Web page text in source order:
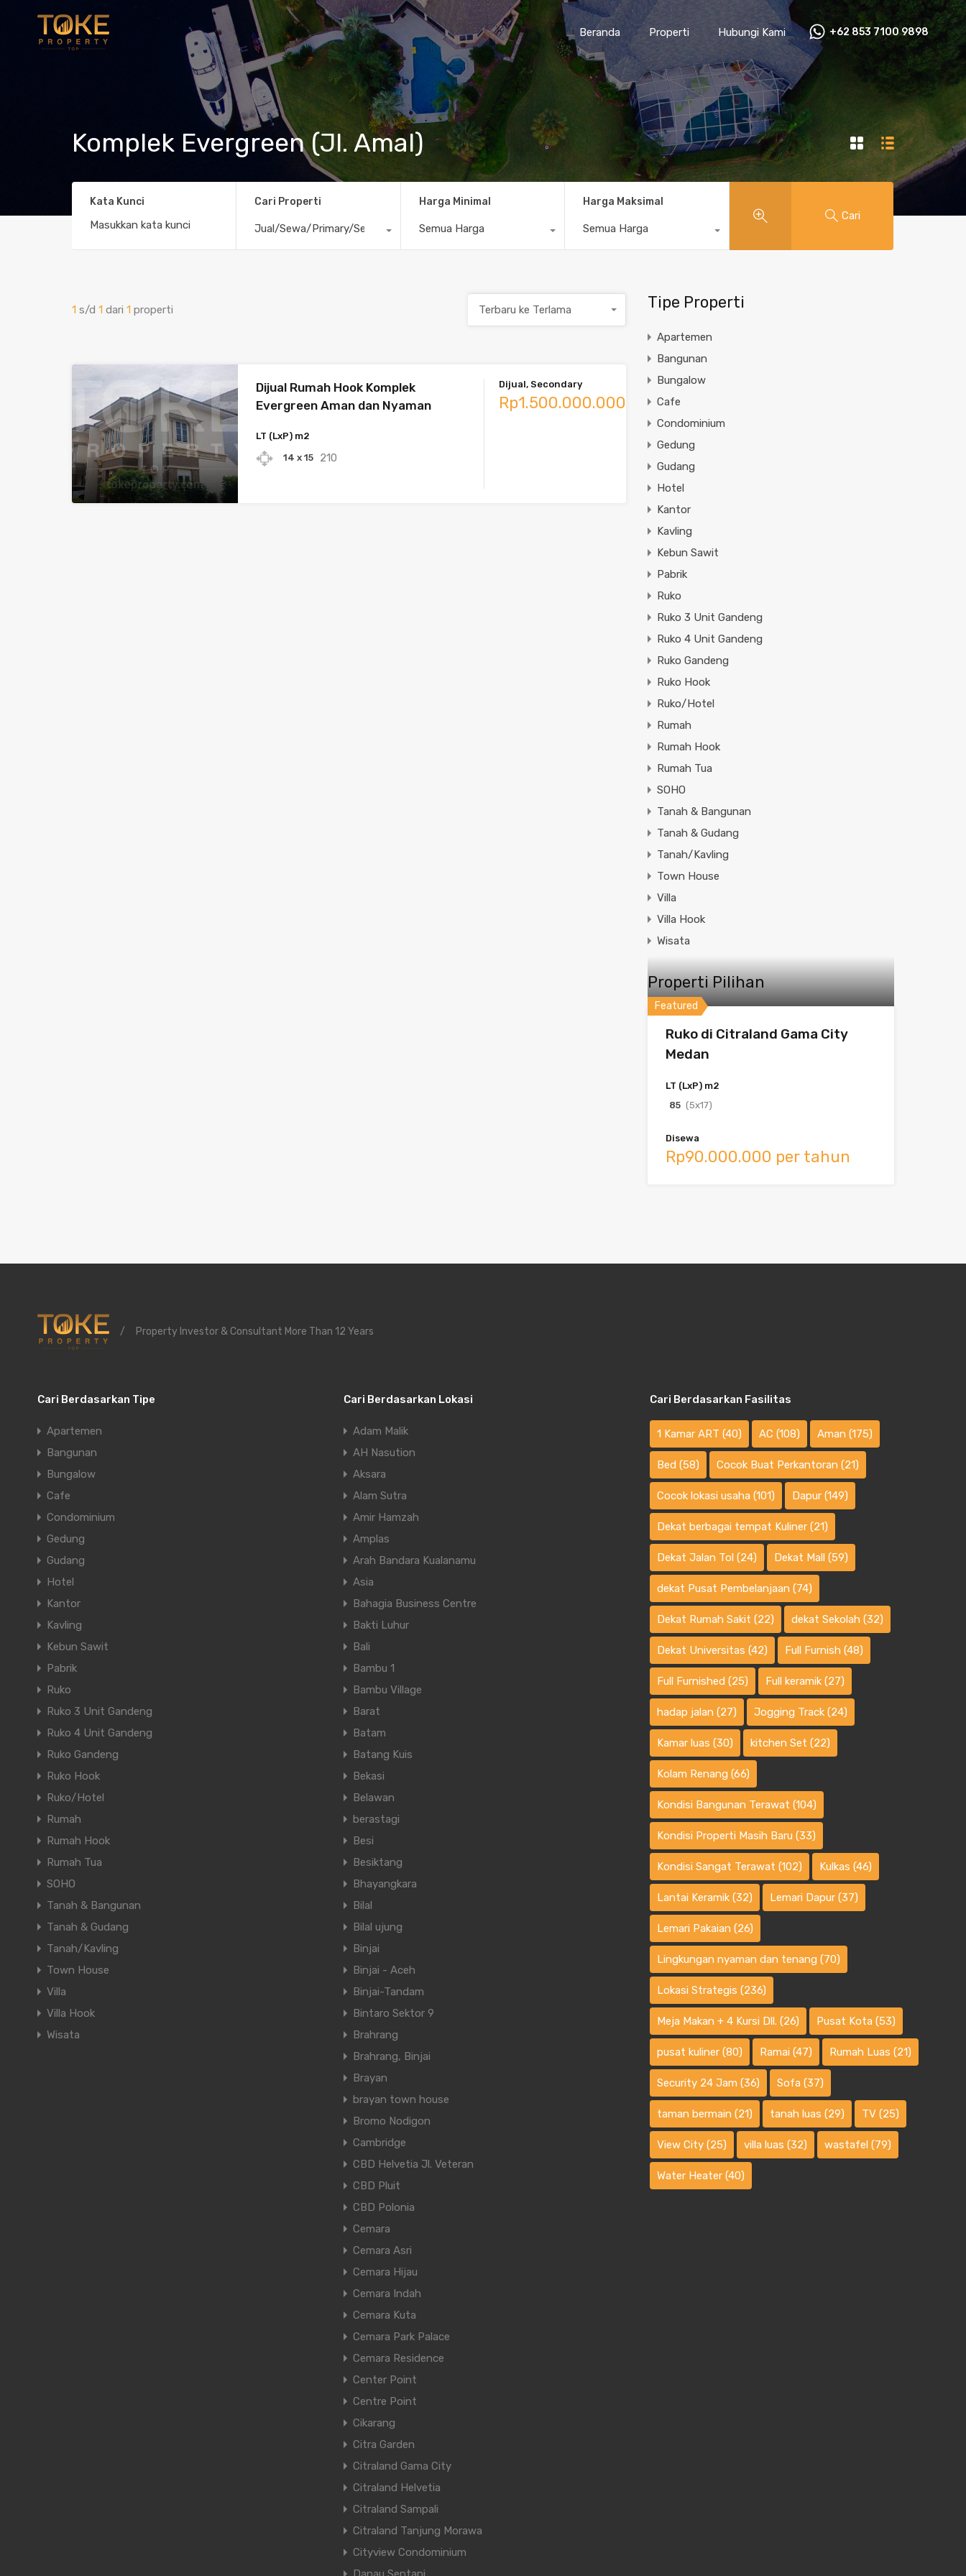
Beranda Properti Hubungi Kami +62 853 7100 9898‬
Komplek Evergreen (Jl. Amal)
Kata Kunci Cari Properti
Jual/Sewa/Primary/Secondary
Harga Minimal
Semua Harga
Harga Maksimal
Semua Harga
Cari
1 s/d 1 dari 1 properti Terbaru ke Terlama
Dijual Rumah Hook Komplek
Evergreen Aman dan Nyaman
LT (LxP) m2
14 x 15 210
Dijual, Secondary
Rp1.500.000.000
Tipe Properti
Apartemen
Bangunan
Bungalow
Cafe
Condominium
Gedung
Gudang
Hotel
Kantor
Kavling
Kebun Sawit
Pabrik
Ruko
Ruko 3 Unit Gandeng
Ruko 4 Unit Gandeng
Ruko Gandeng
Ruko Hook
Ruko/Hotel
Rumah
Rumah Hook
Rumah Tua
SOHO
Tanah & Bangunan
Tanah & Gudang
Tanah/Kavling
Town House
Villa
Villa Hook
Wisata
Properti Pilihan
Featured
Ruko di Citraland Gama City
Medan
LT (LxP) m2
85 (5x17)
Disewa
Rp90.000.000 per tahun
/ Property Investor & Consultant More Than 12 Years
Cari Berdasarkan Tipe
Apartemen
Bangunan
Bungalow
Cafe
Condominium
Gedung
Gudang
Hotel
Kantor
Kavling
Kebun Sawit
Pabrik
Ruko
Ruko 3 Unit Gandeng
Ruko 4 Unit Gandeng
Ruko Gandeng
Ruko Hook
Ruko/Hotel
Rumah
Rumah Hook
Rumah Tua
SOHO
Tanah & Bangunan
Tanah & Gudang
Tanah/Kavling
Town House
Villa
Villa Hook
Wisata
Cari Berdasarkan Lokasi
Adam Malik
AH Nasution
Aksara
Alam Sutra
Amir Hamzah
Amplas
Arah Bandara Kualanamu
Asia
Bahagia Business Centre
Bakti Luhur
Bali
Bambu 1
Bambu Village
Barat
Batam
Batang Kuis
Bekasi
Belawan
berastagi
Besi
Besiktang
Bhayangkara
Bilal
Bilal ujung
Binjai
Binjai - Aceh
Binjai-Tandam
Bintaro Sektor 9
Brahrang
Brahrang, Binjai
Brayan
brayan town house
Bromo Nodigon
Cambridge
CBD Helvetia Jl. Veteran
CBD Pluit
CBD Polonia
Cemara
Cemara Asri
Cemara Hijau
Cemara Indah
Cemara Kuta
Cemara Park Palace
Cemara Residence
Center Point
Centre Point
Cikarang
Citra Garden
Citraland Gama City
Citraland Helvetia
Citraland Sampali
Citraland Tanjung Morawa
Cityview Condominium
Cari Berdasarkan Fasilitas
1 Kamar ART (40) AC (108) Aman (175)
Bed (58) Cocok Buat Perkantoran (21)
Cocok lokasi usaha (101) Dapur (149)
Dekat berbagai tempat Kuliner (21)
Dekat Jalan Tol (24) Dekat Mall (59)
dekat Pusat Pembelanjaan (74)
Dekat Rumah Sakit (22) dekat Sekolah (32)
Dekat Universitas (42) Full Furnish (48)
Full Furnished (25) Full keramik (27)
hadap jalan (27) Jogging Track (24)
Kamar luas (30) kitchen Set (22)
Kolam Renang (66)
Kondisi Bangunan Terawat (104)
Kondisi Properti Masih Baru (33)
Kondisi Sangat Terawat (102) Kulkas (46)
Lantai Keramik (32) Lemari Dapur (37)
Lemari Pakaian (26)
Lingkungan nyaman dan tenang (70)
Lokasi Strategis (236)
Meja Makan + 4 Kursi Dll. (26) Pusat Kota (53)
pusat kuliner (80) Ramai (47) Rumah Luas (21)
Security 24 Jam (36) Sofa (37)
taman bermain (21) tanah luas (29) TV (25)
View City (25) villa luas (32) wastafel (79)
Water Heater (40)